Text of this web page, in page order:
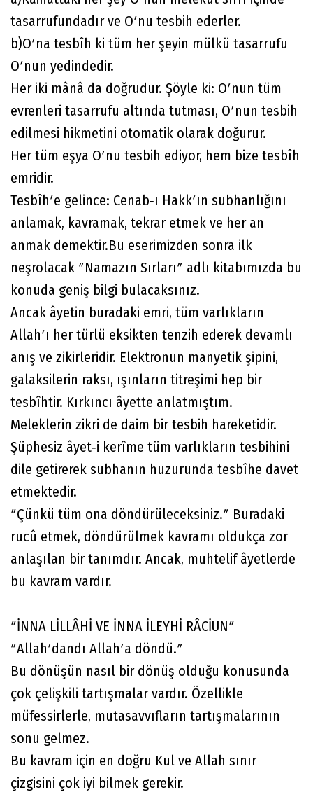
tasarrufundadır ve Oʹnu tesbih ederler.
b)Oʹna tesbîh ki tüm her şeyin mülkü tasarrufu
Oʹnun yedindedir.
Her iki mânâ da doğrudur. Şöyle ki: Oʹnun tüm
evrenleri tasarrufu altında tutması, Oʹnun tesbih
edilmesi hikmetini otomatik olarak doğurur.
Her tüm eşya Oʹnu tesbih ediyor, hem bize tesbîh
emridir.
Tesbîhʹe gelince: Cenab‐ı Hakkʹın subhanlığını
anlamak, kavramak, tekrar etmek ve her an
anmak demektir.Bu eserimizden sonra ilk
neşrolacak ʺNamazın Sırlarıʺ adlı kitabımızda bu
konuda geniş bilgi bulacaksınız.
Ancak âyetin buradaki emri, tüm varlıkların
Allahʹı her türlü eksikten tenzih ederek devamlı
anış ve zikirleridir. Elektronun manyetik şipini,
galaksilerin raksı, ışınların titreşimi hep bir
tesbîhtir. Kırkıncı âyette anlatmıştım.
Meleklerin zikri de daim bir tesbih hareketidir.
Şüphesiz âyet‐i kerîme tüm varlıkların tesbihini
dile getirerek subhanın huzurunda tesbîhe davet
etmektedir.
ʺÇünkü tüm ona döndürüleceksiniz.ʺ Buradaki
rucû etmek, döndürülmek kavramı oldukça zor
anlaşılan bir tanımdır. Ancak, muhtelif âyetlerde
bu kavram vardır.
ʺİNNA LİLLÂHİ VE İNNA İLEYHİ RÂCİUNʺ
ʺAllahʹdandı Allahʹa döndü.ʺ
Bu dönüşün nasıl bir dönüş olduğu konusunda
çok çelişkili tartışmalar vardır. Özellikle
müfessirlerle, mutasavvıfların tartışmalarının
sonu gelmez.
Bu kavram için en doğru Kul ve Allah sınır
çizgisini çok iyi bilmek gerekir.